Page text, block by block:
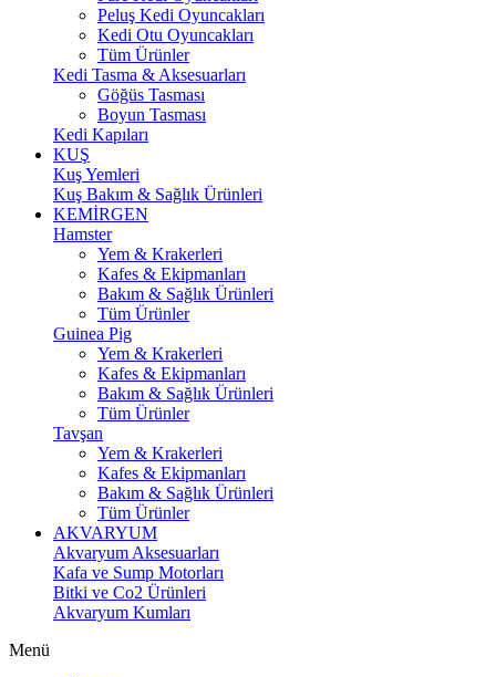
Peluş Kedi Oyuncakları
Kedi Otu Oyuncakları
Tüm Ürünler
Kedi Tasma & Aksesuarları
Göğüs Tasması
Boyun Tasması
Kedi Kapıları
KUŞ
Kuş Yemleri
Kuş Bakım & Sağlık Ürünleri
KEMİRGEN
Hamster
Yem & Krakerleri
Kafes & Ekipmanları
Bakım & Sağlık Ürünleri
Tüm Ürünler
Guinea Pig
Yem & Krakerleri
Kafes & Ekipmanları
Bakım & Sağlık Ürünleri
Tüm Ürünler
Tavşan
Yem & Krakerleri
Kafes & Ekipmanları
Bakım & Sağlık Ürünleri
Tüm Ürünler
AKVARYUM
Akvaryum Aksesuarları
Kafa ve Sump Motorları
Bitki ve Co2 Ürünleri
Akvaryum Kumları
Menü